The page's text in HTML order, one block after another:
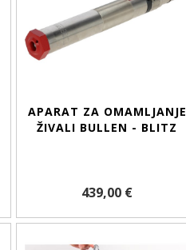
APARAT ZA OMAMLJANJE
ŽIVALI BULLEN - BLITZ
439,00 €